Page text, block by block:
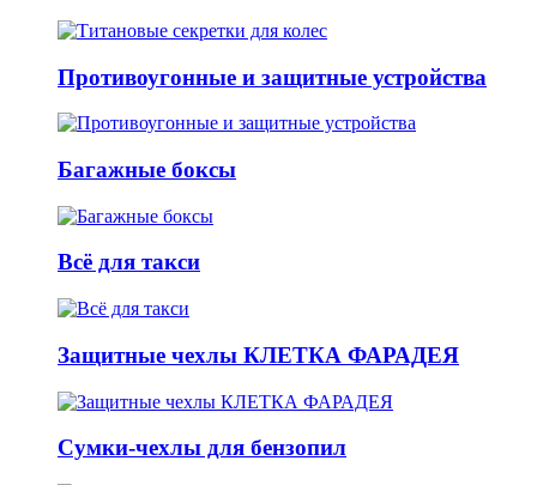
Противоугонные и защитные устройства
Багажные боксы
Всё для такси
Защитные чехлы КЛЕТКА ФАРАДЕЯ
Сумки-чехлы для бензопил